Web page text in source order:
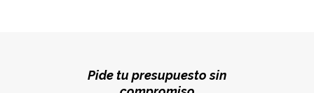
Pide tu presupuesto sin